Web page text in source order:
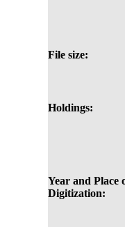
File size:
Holdings:
Year and Place
Digitization: